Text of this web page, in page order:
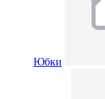
Юбки